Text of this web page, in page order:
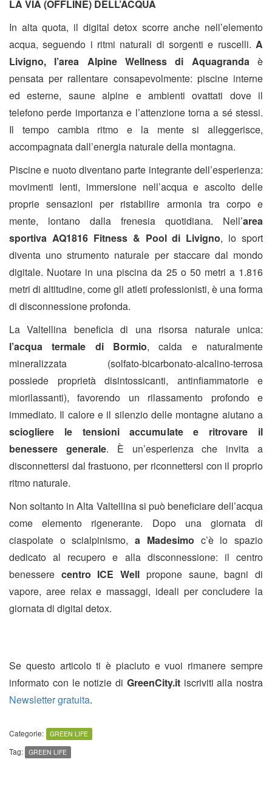
LA VIA (OFFLINE) DELL’ACQUA
In alta quota, il digital detox scorre anche nell’elemento
acqua, seguendo i ritmi naturali di sorgenti e ruscelli. A
Livigno, l’area
Alpine Wellness di Aquagrandaè
pensata per rallentare consapevolmente: piscine interne
ed esterne, saune alpine e ambienti ovattati dove il
telefono perde importanza e l’attenzione torna a sé stessi.
Il tempo cambia ritmo e la mente si alleggerisce,
accompagnata dall’energia naturale della montagna.
Piscine e nuoto diventano parte integrante dell’esperienza:
movimenti lenti, immersione nell’acqua e ascolto delle
proprie sensazioni per ristabilire armonia tra corpo e
mente, lontano dalla frenesia quotidiana. Nell’area
sportiva AQ1816 Fitness & Pool di Livigno, lo sport
diventa uno strumento naturale per staccare dal mondo
digitale. Nuotare in una piscina da 25 o 50 metri a 1.816
metri di altitudine, come gli atleti professionisti, è una forma
di disconnessione profonda.
La Valtellina beneficia di una risorsa naturale unica:
l’acqua termale di Bormio, calda e naturalmente
mineralizzata (solfato-bicarbonato-alcalino-terrosa
possiede proprietà disintossicanti, antinfiammatorie e
miorilassanti), favorendo un rilassamento profondo e
immediato. Il calore e il silenzio delle montagne aiutano a
sciogliere le tensioni accumulate e ritrovare il
benessere generale. È un’esperienza che invita a
disconnettersi dal frastuono, per riconnettersi con il proprio
ritmo naturale.
Non soltanto in Alta Valtellina si può beneficiare dell’acqua
come elemento rigenerante. Dopo una giornata di
ciaspolate o scialpinismo,a Madesimo c’è lo spazio
dedicato al recupero e alla disconnessione: il centro
benessere centro ICE Well propone saune, bagni di
vapore, aree relax e massaggi, ideali per concludere la
giornata di digital detox.
Se questo articolo ti è piaciuto e vuoi rimanere sempre
informato con le notizie di GreenCity.itiscriviti alla nostra
Newsletter gratuita.
Categorie: GREEN LIFE
Tag: GREEN LIFE